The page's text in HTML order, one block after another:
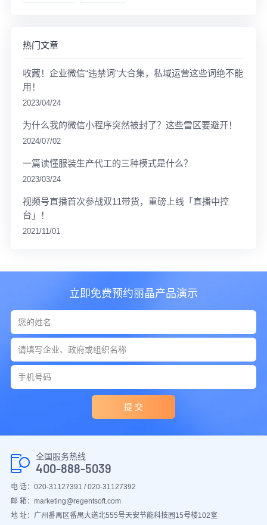
热门文章
收藏！企业微信“违禁词”大合集，私域运营这些词绝不能
用！
2023/04/24
为什么我的微信小程序突然被封了？这些雷区要避开！
2024/07/02
一篇读懂服装生产代工的三种模式是什么？
2023/03/24
视频号直播首次参战双11带货，重磅上线「直播中控
台」！
2021/11/01
立即免费预约丽晶产品演示
提 交
全国服务热线
400-888-5039
电 话：020-31127391 / 020-31127392
邮 箱：marketing@regentsoft.com
地 址：广州番禺区番禺大道北555号天安节能科技园15号楼102室